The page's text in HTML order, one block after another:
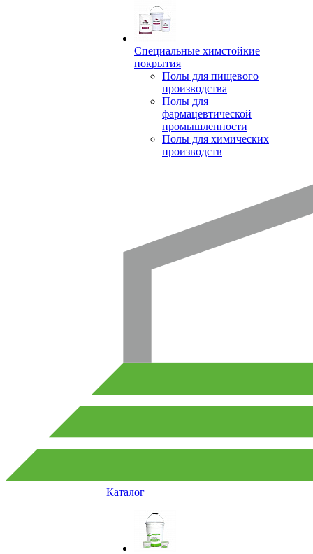
Специальные химстойкие
покрытия
Полы для пищевого
производства
Полы для
фармацевтической
промышленности
Полы для химических
производств
Каталог